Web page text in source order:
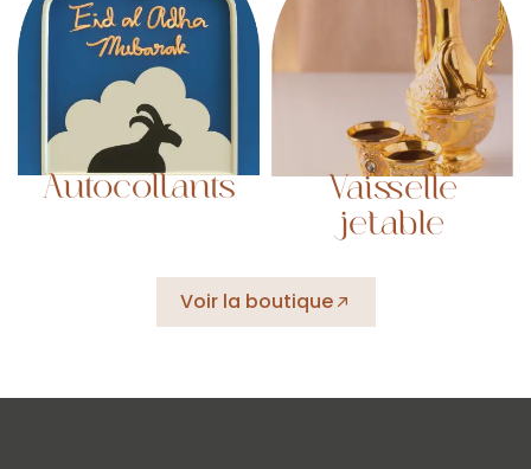
Autocollants
Vaisselle
jetable
Voir la boutique